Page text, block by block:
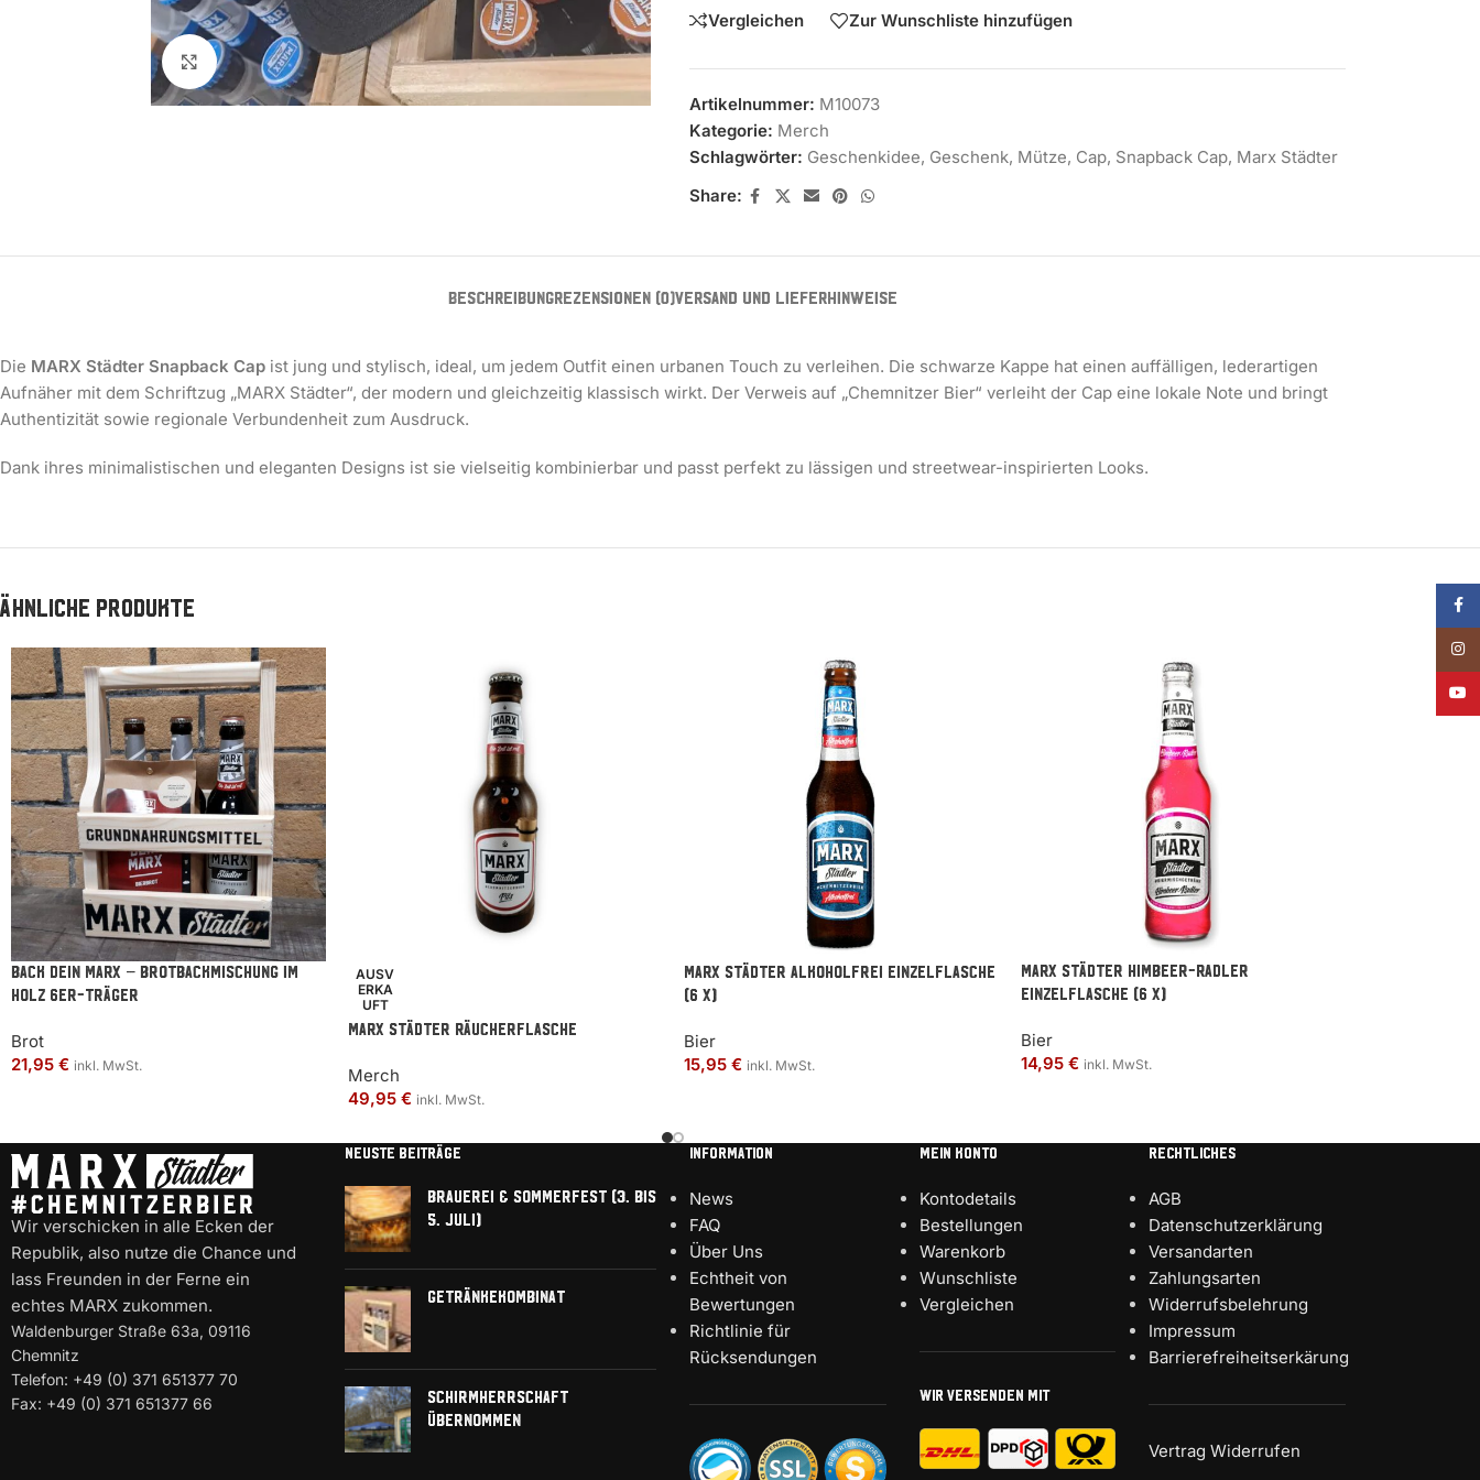
Zum Vergrößern klicken
Vergleichen Zur Wunschliste hinzufügen
Artikelnummer: M10073
Kategorie: Merch
Schlagwörter: Geschenkidee, Geschenk, Mütze, Cap, Snapback Cap, Marx Städter
Share:
BESCHREIBUNGREZENSIONEN (0)VERSAND UND LIEFERHINWEISE
Die MARX Städter Snapback Cap ist jung und stylisch, ideal, um jedem Outfit einen urbanen Touch zu verleihen. Die schwarze Kappe hat einen auffälligen, lederartigen
Aufnäher mit dem Schriftzug „MARX Städter“, der modern und gleichzeitig klassisch wirkt. Der Verweis auf „Chemnitzer Bier“ verleiht der Cap eine lokale Note und bringt
Authentizität sowie regionale Verbundenheit zum Ausdruck.
Dank ihres minimalistischen und eleganten Designs ist sie vielseitig kombinierbar und passt perfekt zu lässigen und streetwear-inspirierten Looks.
Ähnliche Produkte
BACK DEIN MARX – Brotbackmischung im
Holz 6er-Träger
Brot
21,95 € inkl. MwSt.
AUSV
ERKA
UFT
MARX Städter Räucherflasche
Merch
49,95 € inkl. MwSt.
MARX Städter Alkoholfrei Einzelflasche
(6 x)
Bier
15,95 € inkl. MwSt.
MARX Städter Himbeer-Radler
Einzelflasche (6 x)
Bier
14,95 € inkl. MwSt.
Wir verschicken in alle Ecken der
Republik, also nutze die Chance und
lass Freunden in der Ferne ein
echtes MARX zukommen.
Waldenburger Straße 63a, 09116
Chemnitz
Telefon: +49 (0) 371 651377 70
Fax: +49 (0) 371 651377 66
NEUSTE BEITRÄGE
Brauerei & Sommerfest (3. bis
5. Juli)
Getränkekombinat
Schirmherrschaft
übernommen
INFORMATION
News
FAQ
Über Uns
Echtheit von
Bewertungen
Richtlinie für
Rücksendungen
MEIN KONTO
Kontodetails
Bestellungen
Warenkorb
Wunschliste
Vergleichen
WIR VERSENDEN MIT
RECHTLICHES
AGB
Datenschutzerklärung
Versandarten
Zahlungsarten
Widerrufsbelehrung
Impressum
Barrierefreiheitserkärung
Vertrag Widerrufen